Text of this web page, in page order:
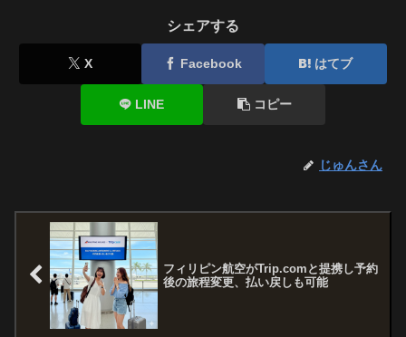
シェアする
X Facebook はてブ
LINE コピー
じゅんさん
フィリピン航空がTrip.comと提携し予約
後の旅程変更、払い戻しも可能